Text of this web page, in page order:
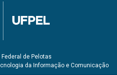
de Pelotas
da Informação e Comunicação